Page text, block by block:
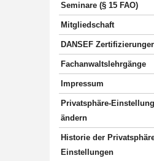
Seminare (§ 15 FAO)
Mitgliedschaft
DANSEF
Fachanwaltslehrgänge
Impressum
Privatsphäre-
ändern
Historie der
Einstellungen